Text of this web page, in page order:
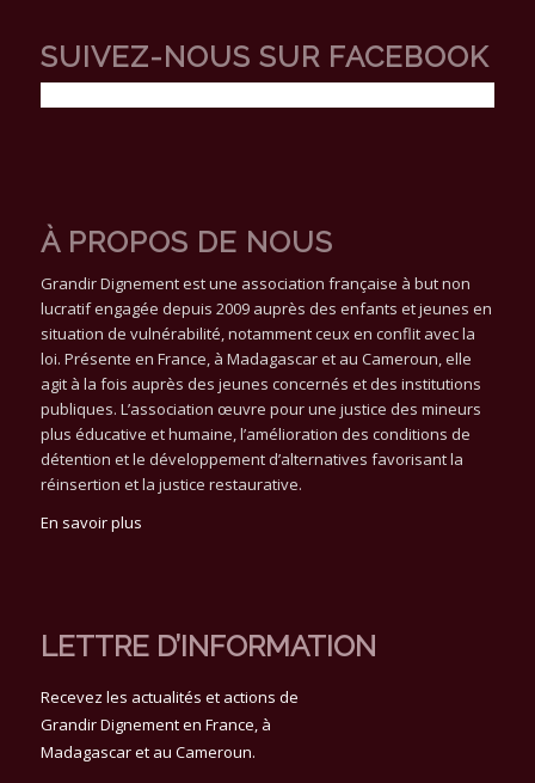
SUIVEZ-NOUS SUR FACEBOOK
À PROPOS DE NOUS
Grandir Dignement est une association française à but non
lucratif engagée depuis 2009 auprès des enfants et jeunes en
situation de vulnérabilité, notamment ceux en conflit avec la
loi. Présente en France, à Madagascar et au Cameroun, elle
agit à la fois auprès des jeunes concernés et des institutions
publiques. L’association œuvre pour une justice des mineurs
plus éducative et humaine, l’amélioration des conditions de
détention et le développement d’alternatives favorisant la
réinsertion et la justice restaurative.
En savoir plus
LETTRE D’INFORMATION
Recevez les actualités et actions de
Grandir Dignement en France, à
Madagascar et au Cameroun.